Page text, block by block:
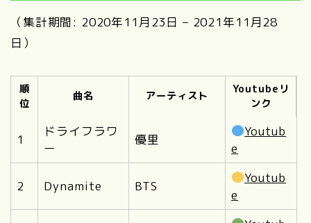
（集計期間: 2020年11月23日 – 2021年11月28
日）
順
位
曲名 アーティスト
Youtubeリ
ンク
1
ドライフラワ
ー
優里
Youtub
e
2 Dynamite BTS
Youtub
e